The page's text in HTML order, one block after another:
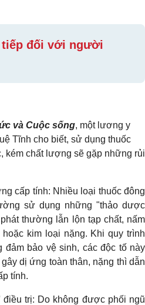
đối với người
và Cuộc sống, một lương y
Tĩnh cho biết, sử dụng thuốc
kém chất lượng sẽ gặp những rủi
cấp tính: Nhiều loại thuốc đông
sử dụng những "thảo dược
thường lẫn lộn tạp chất, nấm
kim loại nặng. Khi quy trình
đảm bảo vệ sinh, các độc tố này
dị ứng toàn thân, nặng thì dẫn
tính.
trị: Do không được phối ngũ